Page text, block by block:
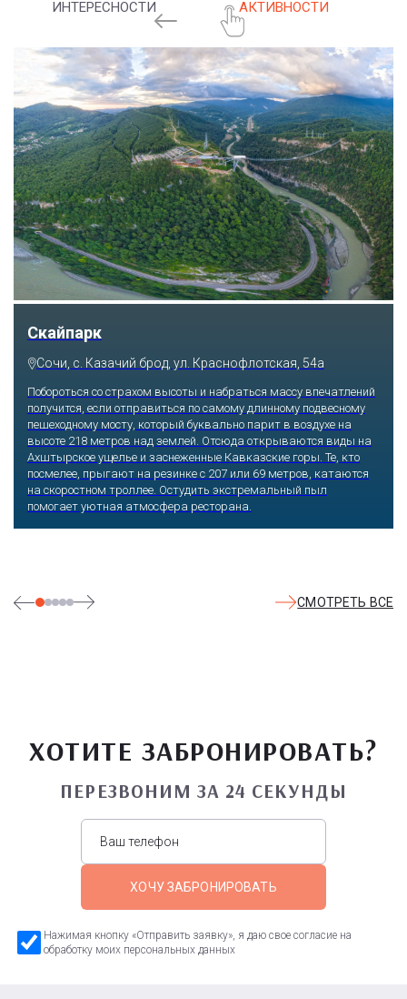
ИНТЕРЕСНОСТИ АКТИВНОСТИ
Скайпарк
Сочи, с. Казачий брод, ул. Краснофлотская, 54а
Побороться со страхом высоты и набраться массу впечатлений
получится, если отправиться по самому длинному подвесному
пешеходному мосту, который буквально парит в воздухе на
высоте 218 метров над землей. Отсюда открываются виды на
Ахштырское ущелье и заснеженные Кавказские горы. Те, кто
посмелее, прыгают на резинке с 207 или 69 метров, катаются
на скоростном троллее. Остудить экстремальный пыл
помогает уютная атмосфера ресторана.
СМОТРЕТЬ ВСЕ
ХОТИТЕ ЗАБРОНИРОВАТЬ?
ПЕРЕЗВОНИМ ЗА 24 СЕКУНДЫ
ХОЧУ ЗАБРОНИРОВАТЬ
Нажимая кнопку «Отправить заявку», я даю свое согласие на
обработку моих персональных данных